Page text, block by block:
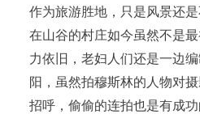
作为旅游胜地，只是风景还
在山谷的村庄如今虽然不是
力依旧，老妇人们还是一边
阳，虽然拍穆斯林的人物对
招呼，偷偷的连拍也是有成功